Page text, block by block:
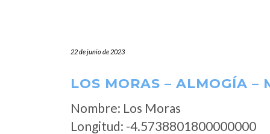
22 de junio de 2023
LOS MORAS – ALMOGÍA –
Nombre: Los Moras
Longitud: -4.5738801800000000